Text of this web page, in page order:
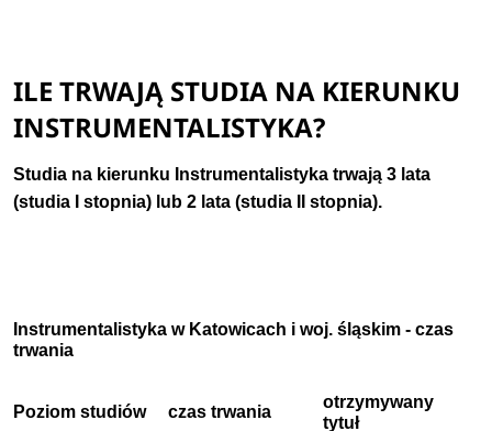
ILE TRWAJĄ STUDIA NA KIERUNKU
INSTRUMENTALISTYKA?
Studia na kierunku Instrumentalistyka trwają3 lata
(studia I stopnia) lub 2 lata (studia II stopnia).
Instrumentalistyka w Katowicach i woj. śląskim - czas
trwania
Poziom studiów czas trwania
otrzymywany
tytuł